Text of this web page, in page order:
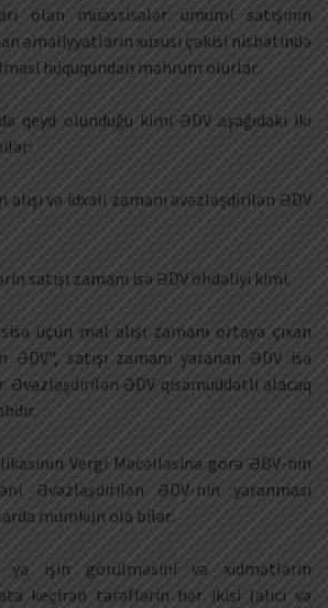
olan müəssisələr ümumi satışının
əməliyyatların xüsusi çəkisi nisbətində
hüququndan məhrum olurlar.
qeyd olunduğu kimi ƏDV aşağıdakı iki
və idxalı zamanı əvəzləşdirilən ƏDV
satışı zamanı isə ƏDV öhdəliyi kimi.
üçün mal alışı zamanı ortaya çıxan
ƏDV”, satışı zamanı yaranan ƏDV isə
Əvəzləşdirilən ƏDV qısamüddətli alacaq
Vergi Məcəlləsinə görə ƏDV-nin
Əvəzləşdirilən ƏDV-nin yaranması
mümkün ola bilər:
ya işin görülməsini və xidmətlərin
keçirən tərəflərin hər ikisi (alıcı və